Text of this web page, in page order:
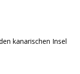
kanarischen Insel